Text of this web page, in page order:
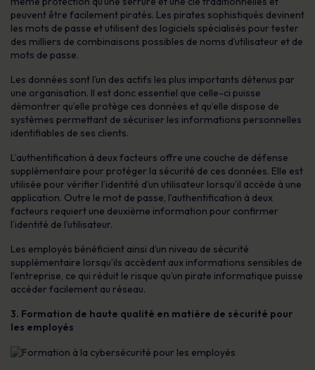
peuvent être facilement piratés. Les pirates sophistiqués devinent
les mots de passe et utilisent des logiciels spécialisés pour tester
des milliers de combinaisons possibles de noms d’utilisateur et de
mots de passe.
Les données sont l’un des actifs les plus importants détenus par
une organisation. Il est donc essentiel que celle-ci puisse
démontrer qu’elle protège ces données et qu’elle dispose de
systèmes permettant de sécuriser les informations personnelles
identifiables de ses clients.
L’authentification à deux facteurs offre une couche de défense
supplémentaire pour protéger la sécurité de ces données. Elle est
utilisée pour vérifier l’identité d’un utilisateur lorsqu’il accède à une
application. Outre le mot de passe, l’authentification à deux
facteurs requiert une deuxième information pour confirmer
l’identité de l’utilisateur.
Les employés bénéficient ainsi d’un niveau de sécurité
supplémentaire lorsqu’ils accèdent aux informations sensibles de
l’entreprise, ce qui réduit le risque qu’un pirate informatique puisse
accéder facilement au réseau.
3. Formation de haute qualité en matière de sécurité pour
les employés